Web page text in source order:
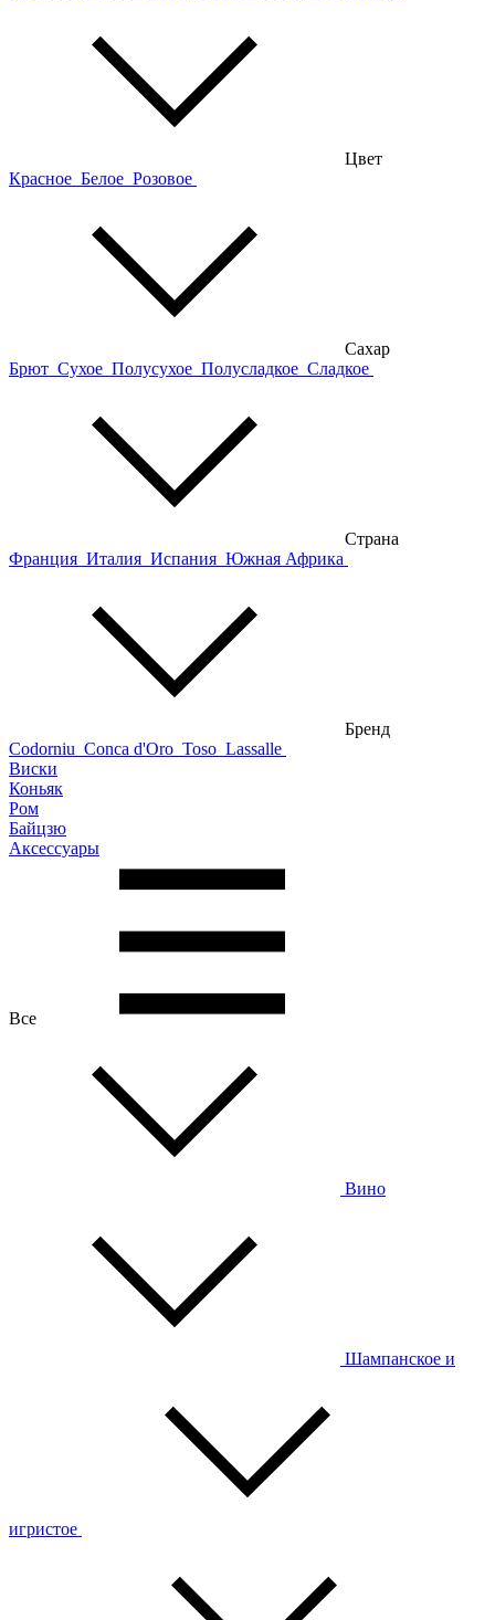
Цвет
Красное Белое Розовое
Сахар
Брют Сухое Полусухое Полусладкое Сладкое
Страна
Франция Италия Испания Южная Африка
Бренд
Codorniu Conca d'Oro Toso Lassalle
Виски
Коньяк
Ром
Байцзю
Аксессуары
Все
Вино
Шампанское и
игристое